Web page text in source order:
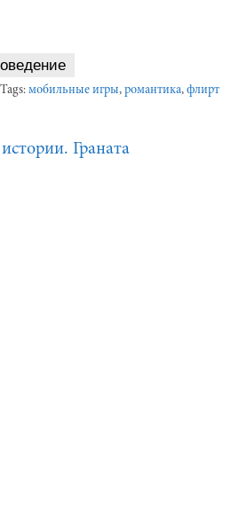
Tags: мобильные игры, романтика, флирт
Граната